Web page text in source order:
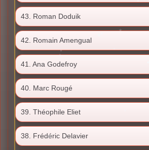
43. Roman Doduik
42. Romain Amengual
41. Ana Godefroy
40. Marc Rougé
39. Théophile Eliet
38. Frédéric Delavier